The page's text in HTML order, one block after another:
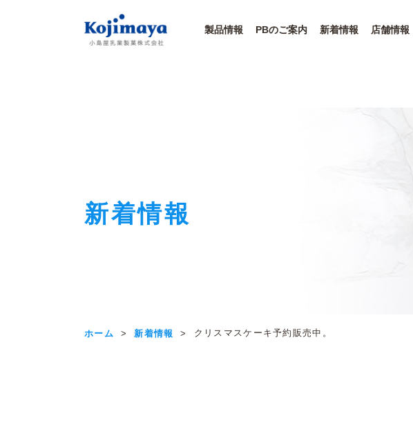
小島屋乳業
製品情報 PBのご案内 新着情報 店舗情報
新着情報
ホーム 新着情報 クリスマスケーキ予約販売中。